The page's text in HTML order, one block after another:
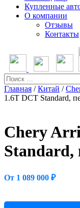
Купленные
О компании
Отзывы
Контакты
Закрыть
Главная /Китай /
1.6T DCT Standard,
Chery
Standard,
От 1 089 000 ₽